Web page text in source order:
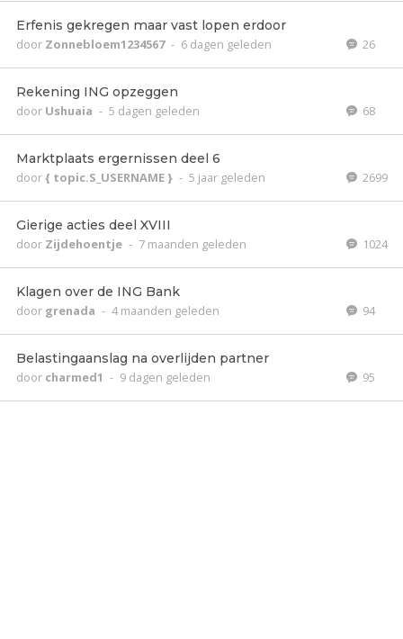
Erfenis gekregen maar vast lopen erdoor
door Zonnebloem1234567 - 6 dagen geleden 26
Rekening ING opzeggen
door Ushuaia - 5 dagen geleden 68
Marktplaats ergernissen deel 6
door{ topic.S_USERNAME } - 5 jaar geleden 2699
Gierige acties deel XVIII
door Zijdehoentje - 7 maanden geleden 1024
Klagen over de ING Bank
door grenada - 4 maanden geleden 94
Belastingaanslag na overlijden partner
door charmed1 - 9 dagen geleden 95